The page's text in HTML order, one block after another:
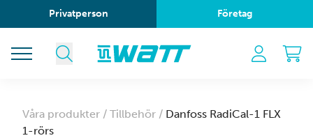
Privatperson Företag
Våra produkter / Tillbehör / Danfoss RadiCal-1 FLX
1-rörs